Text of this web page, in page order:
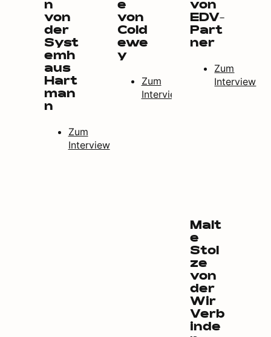
n
von
der
Syst
emh
aus
Hart
man
n
Zum
Interview
e
von
Cold
ewe
y
Zum
Interview
von
EDV-
Part
ner
Zum
Interview
Malt
e
Stol
ze
von
der
Wir
Verb
inde